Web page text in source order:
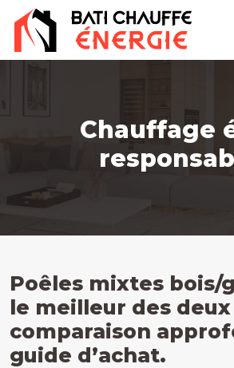
Chauffage
Poêles mixtes bois/
le meilleur des
comparaison
guide d’achat.